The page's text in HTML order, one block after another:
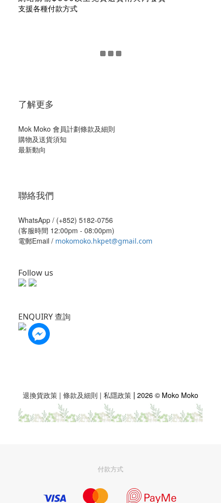
支援各種付款方式
了解更多
Mok Moko 會員計劃條款及細則
購物及送貨須知
最新動向
聯絡我們
WhatsApp / (+852) 5182-0756
(客服時間 12:00pm - 08:00pm)
電郵Email / mokomoko.hkpet@gmail.com
Follow us
ENQUIRY 查詢
退換貨政策 | 條款及細則 | 私隱政策 | 2026 © Moko Moko
付款方式